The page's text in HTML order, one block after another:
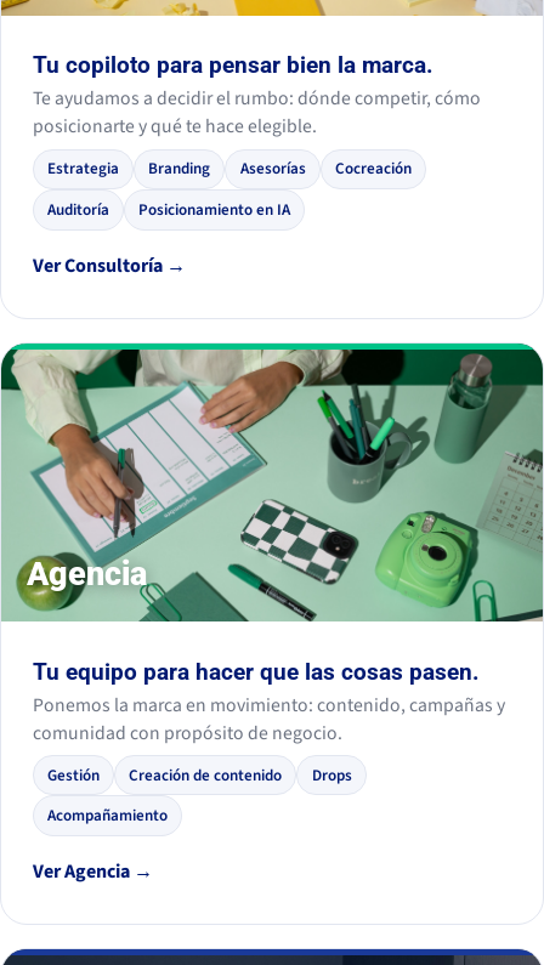
Tu copiloto para pensar bien la marca.
Te ayudamos a decidir el rumbo: dónde competir, cómo
posicionarte y qué te hace elegible.
Estrategia Branding Asesorías
Cocreación
Auditoría
Posicionamiento en IA
Ver Consultoría →
Agencia
Tu equipo para hacer que las cosas pasen.
Ponemos la marca en movimiento: contenido, campañas y
comunidad con propósito de negocio.
Gestión Creación de contenido
Drops
Acompañamiento
Ver Agencia →